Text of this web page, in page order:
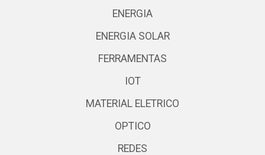
ENERGIA
ENERGIA SOLAR
FERRAMENTAS
IOT
MATERIAL ELETRICO
OPTICO
REDES